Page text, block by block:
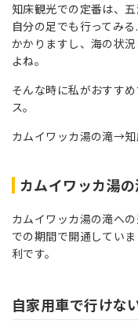
知床観光での定番は、
自分の足でも行ってみ
かかりますし、海の状
よね。
そんな時に私がおすす
ス。
カムイワッカ湯の滝→知
カムイワッカ湯
カムイワッカ湯の滝へ
での期間で開通してい
利です。
自家用車で行けな